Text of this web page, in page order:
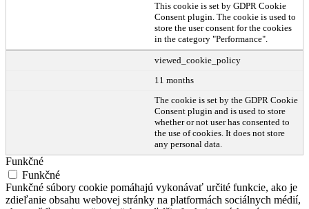
This cookie is set by GDPR Cookie
Consent plugin. The cookie is used to
store the user consent for the cookies
in the category "Performance".
viewed_cookie_policy
11 months
The cookie is set by the GDPR Cookie
Consent plugin and is used to store
whether or not user has consented to
the use of cookies. It does not store
any personal data.
Funkčné
Funkčné
Funkčné súbory cookie pomáhajú vykonávať určité funkcie, ako je
zdieľanie obsahu webovej stránky na platformách sociálnych médií,